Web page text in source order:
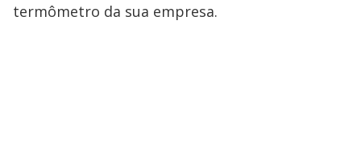
termômetro da sua empresa.